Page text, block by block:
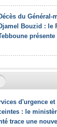
du Général-
Bouzid : le
présente
d'urgence et
: le
trace une